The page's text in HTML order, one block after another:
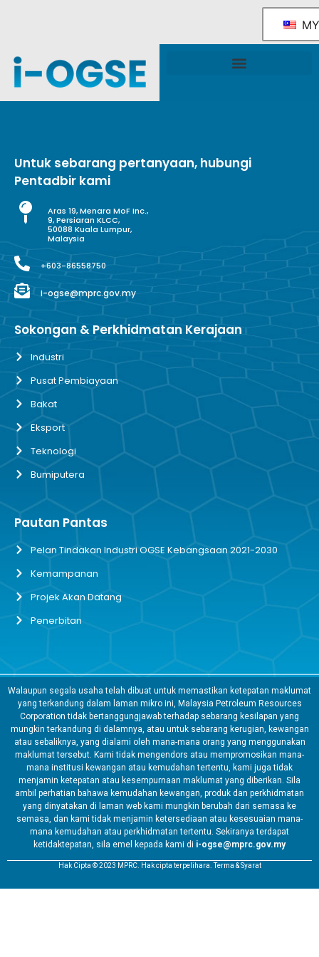
MY
Untuk sebarang pertanyaan, hubungi
Pentadbir kami
Aras 19, Menara MoF Inc.,
9, Persiaran KLCC,
50088 Kuala Lumpur,
Malaysia
+603-86558750
i-ogse@mprc.gov.my
Sokongan & Perkhidmatan Kerajaan
Industri
Pusat Pembiayaan
Bakat
Eksport
Teknologi
Bumiputera
Pautan Pantas
Pelan Tindakan Industri OGSE Kebangsaan 2021-2030
Kemampanan
Projek Akan Datang
Penerbitan
Walaupun segala usaha telah dibuat untuk memastikan ketepatan maklumat
yang terkandung dalam laman mikro ini, Malaysia Petroleum Resources
Corporation tidak bertanggungjawab terhadap sebarang kesilapan yang
mungkin terkandung di dalamnya, atau untuk sebarang kerugian, kewangan
atau sebaliknya, yang dialami oleh mana-mana orang yang menggunakan
maklumat tersebut. Kami tidak mengendors atau mempromosikan mana-
mana institusi kewangan atau kemudahan tertentu, kami juga tidak
menjamin ketepatan atau kesempurnaan maklumat yang diberikan. Sila
ambil perhatian bahawa kemudahan kewangan, produk dan perkhidmatan
yang dinyatakan di laman web kami mungkin berubah dari semasa ke
semasa, dan kami tidak menjamin ketersediaan atau kesesuaian mana-
mana kemudahan atau perkhidmatan tertentu. Sekiranya terdapat
ketidaktepatan, sila emel kepada kami di i-ogse@mprc.gov.my
Hak Cipta © 2023 MPRC. Hak cipta terpelihara. Terma & Syarat